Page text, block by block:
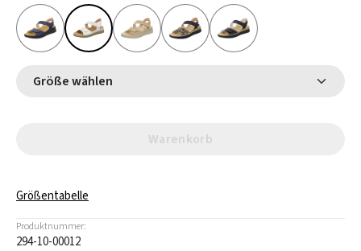
Größe wählen
Warenkorb
Größentabelle
Produktnummer:
294-10-00012